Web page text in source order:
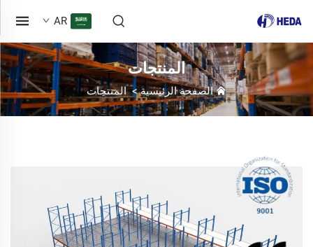
AR
المنتجات
الصفحة الرئيسية>المنتجات